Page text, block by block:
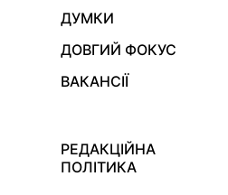
ДУМКИ
ДОВГИЙ ФОКУС
ВАКАНСІЇ
РЕДАКЦІЙНА
ПОЛІТИКА